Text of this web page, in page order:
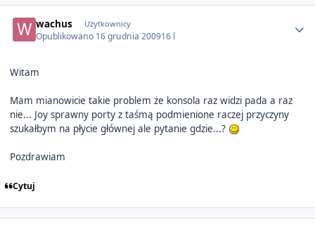
wachus Użytkownicy
Opublikowano 16 grudnia 200916 l
Witam
Mam mianowicie takie problem że konsola raz widzi pada a raz
nie... Joy sprawny porty z taśmą podmienione raczej przyczyny
szukałbym na płycie głównej ale pytanie gdzie...?
Pozdrawiam
Cytuj